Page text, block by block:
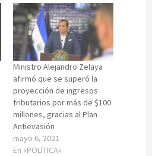
Ministro Alejandro Zelaya
afirmó que se superó la
proyección de ingresos
tributarios por más de $100
millones, gracias al Plan
Antievasión
mayo 6, 2021
En «POLÍTICA»